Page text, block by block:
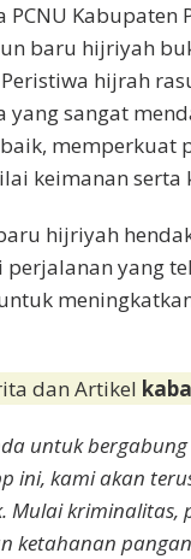
PCNU
baru hijriyah
hijrah
yang sangat
memperkuat
keimanan serta
hijriyah
perjalanan yang
dan Artikel
untuk
ini, kami akan
Mulai
ketahanan